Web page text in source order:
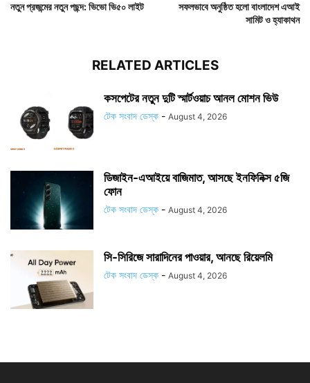
নতুন প্রজন্মের নতুন পছন্দ: ভিভো ভি৫০ লাইট
সফলভাবে অনুষ্ঠিত হলো বাংলাদেশ এআই
সামিট ও হ্যাকাথন
RELATED ARTICLES
কসপেটের নতুন দুটি স্মার্টওয়াচ আনল মোশন ভিউ
টেক সংবাদ ডেস্ক - August 4, 2026
ডিজাইন-এআইয়ে বাজিমাত, আসছে ইনফিনিক্স ৫জি
ফোন
টেক সংবাদ ডেস্ক - August 4, 2026
সি-সিরিজে সারাদিনের পাওয়ার, আনছে রিয়েলমি
টেক সংবাদ ডেস্ক - August 4, 2026